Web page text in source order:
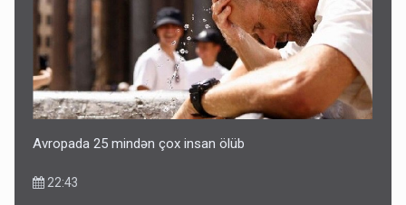
Bu ölkələrə şəxsiyyət vəsiqəsi ilə gedə biləcəksiniz -
SİYAHI
10:53
Avropada 25 mindən çox insan ölüb
22:43